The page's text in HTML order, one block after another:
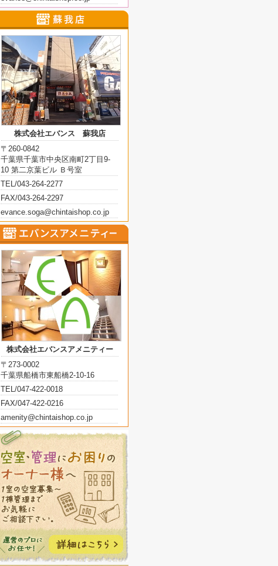
株式会社エバンス 蘇我店
〒260-0842
千葉県千葉市中央区南町2丁目9-
10 第二京葉ビル Ｂ号室
TEL/043-264-2277
FAX/043-264-2297
evance.soga@chintaishop.co.jp
株式会社エバンスアメニティー
〒273-0002
千葉県船橋市東船橋2-10-16
TEL/047-422-0018
FAX/047-422-0216
amenity@chintaishop.co.jp